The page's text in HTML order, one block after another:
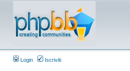
Login Iscriviti